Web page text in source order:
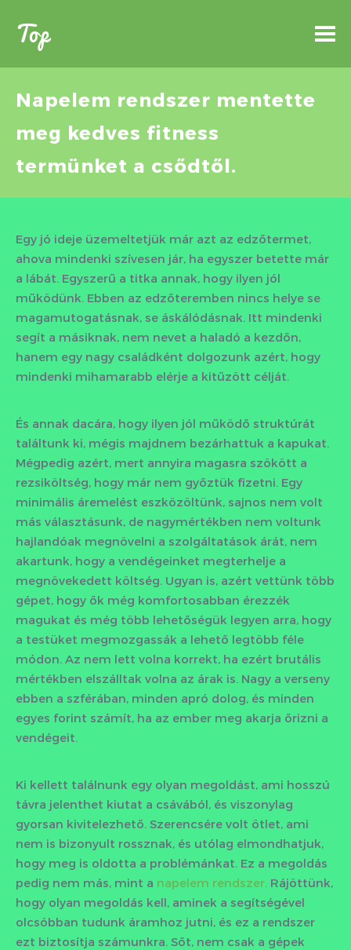
Top
Napelem rendszer mentette
meg kedves fitness
termünket a csődtől.
Egy jó ideje üzemeltetjük már azt az edzőtermet,
ahova mindenki szívesen jár, ha egyszer betette már
a lábát. Egyszerű a titka annak, hogy ilyen jól
működünk. Ebben az edzőteremben nincs helye se
magamutogatásnak, se áskálódásnak. Itt mindenki
segít a másiknak, nem nevet a haladó a kezdőn,
hanem egy nagy családként dolgozunk azért, hogy
mindenki mihamarabb elérje a kitűzött célját.
És annak dacára, hogy ilyen jól működő struktúrát
találtunk ki, mégis majdnem bezárhattuk a kapukat.
Mégpedig azért, mert annyira magasra szökött a
rezsiköltség, hogy már nem győztük fizetni. Egy
minimális áremelést eszközöltünk, sajnos nem volt
más választásunk, de nagymértékben nem voltunk
hajlandóak megnövelni a szolgáltatások árát, nem
akartunk, hogy a vendégeinket megterhelje a
megnövekedett költség. Ugyan is, azért vettünk több
gépet, hogy ők még komfortosabban érezzék
magukat és még több lehetőségük legyen arra, hogy
a testüket megmozgassák a lehető legtöbb féle
módon. Az nem lett volna korrekt, ha ezért brutális
mértékben elszálltak volna az árak is. Nagy a verseny
ebben a szférában, minden apró dolog, és minden
egyes forint számít, ha az ember meg akarja őrizni a
vendégeit.
Ki kellett találnunk egy olyan megoldást, ami hosszú
távra jelenthet kiutat a csávából, és viszonylag
gyorsan kivitelezhető. Szerencsére volt ötlet, ami
nem is bizonyult rossznak, és utólag elmondhatjuk,
hogy meg is oldotta a problémánkat. Ez a megoldás
pedig nem más, mint a napelem rendszer. Rájöttünk,
hogy olyan megoldás kell, aminek a segítségével
olcsóbban tudunk áramhoz jutni, és ez a rendszer
ezt biztosítja számunkra. Sőt, nem csak a gépek